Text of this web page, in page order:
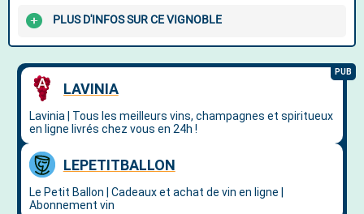
PLUS D'INFOS SUR CE VIGNOBLE